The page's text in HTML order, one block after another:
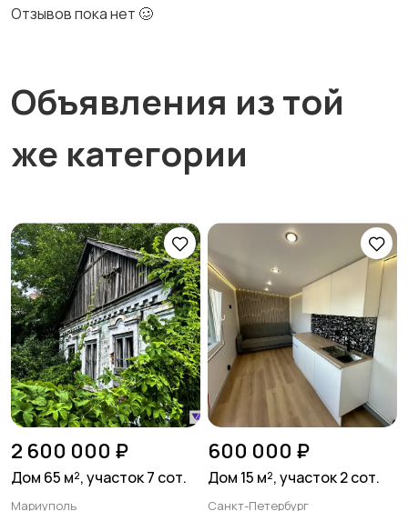
Отзывов пока нет 🥴
Объявления из той
же категории
2 600 000 ₽
Дом 65 м², участок 7 сот.
Мариуполь
600 000 ₽
Дом 15 м², участок 2 сот.
Санкт-Петербург